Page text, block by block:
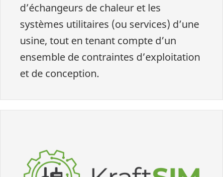
d’échangeurs de chaleur et les
systèmes utilitaires (ou services) d’une
usine, tout en tenant compte d’un
ensemble de contraintes d’exploitation
et de conception.